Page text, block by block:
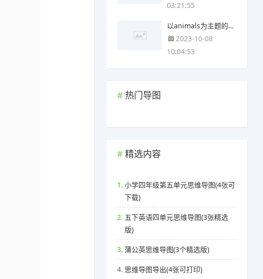
03:21:55
以animals为主题的思维导图(3个附打印高清版)
2023-10-08
10:04:53
热门导图
精选内容
1. 小学四年级第五单元思维导图(4张可
下载)
2. 五下英语四单元思维导图(3张精选
版)
3. 蒲公英思维导图(3个精选版)
4. 思维导图导出(4张可打印)